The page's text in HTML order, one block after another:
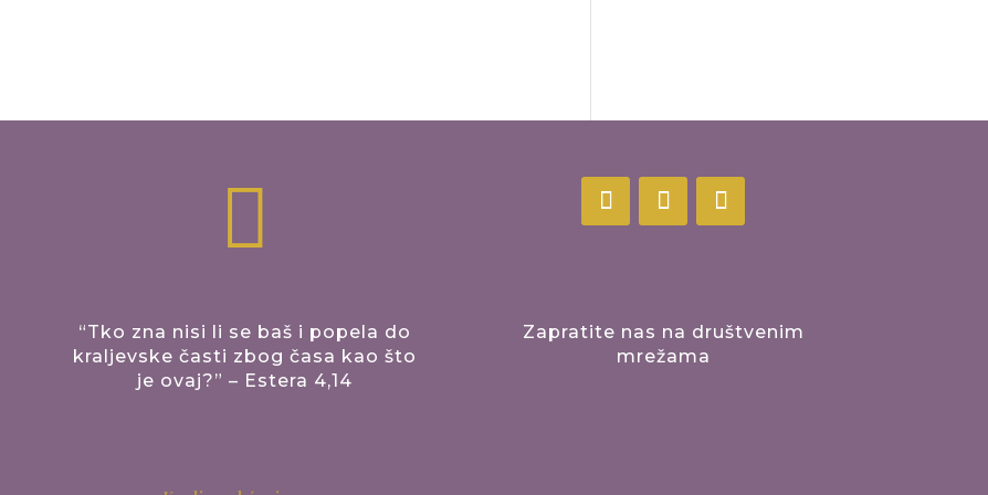

“Tko zna nisi li se baš i popela do
kraljevske časti zbog časa kao što
je ovaj?” – Estera 4,14
Zapratite nas na društvenim
mrežama